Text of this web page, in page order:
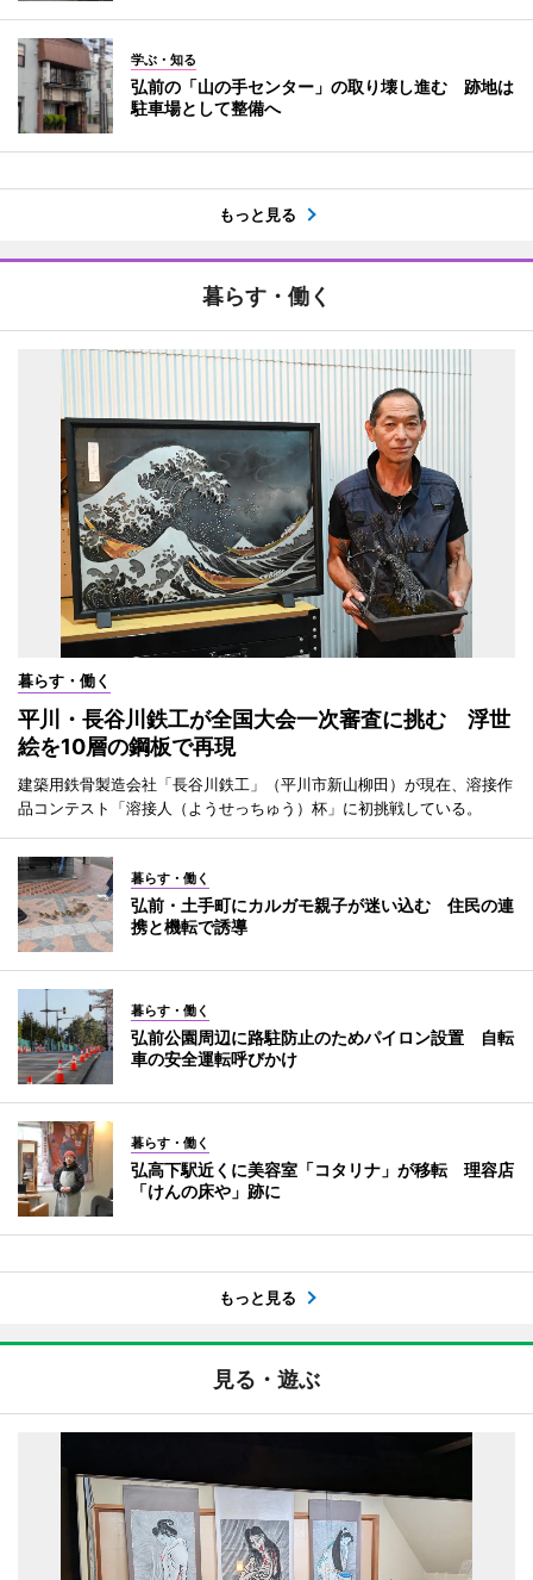
学ぶ・知る
弘前の「山の手センター」の取り壊し進む 跡地は
駐車場として整備へ
もっと見る
暮らす・働く
暮らす・働く
平川・長谷川鉄工が全国大会一次審査に挑む 浮世
絵を10層の鋼板で再現
建築用鉄骨製造会社「長谷川鉄工」（平川市新山柳田）が現在、溶接作
品コンテスト「溶接人（ようせっちゅう）杯」に初挑戦している。
暮らす・働く
弘前・土手町にカルガモ親子が迷い込む 住民の連
携と機転で誘導
暮らす・働く
弘前公園周辺に路駐防止のためパイロン設置 自転
車の安全運転呼びかけ
暮らす・働く
弘高下駅近くに美容室「コタリナ」が移転 理容店
「けんの床や」跡に
もっと見る
見る・遊ぶ